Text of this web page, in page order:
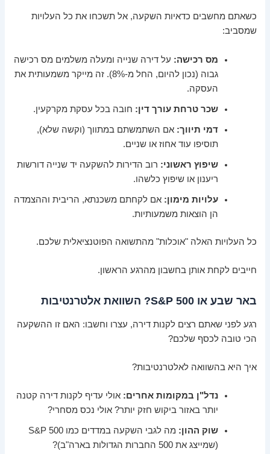
כשאתם מחשבים כדאיות השקעה, אל תשכחו את כל העלויות
שמסביב:
מס רכישה: על דירה שנייה ומעלה משלמים מס רכישה
גבוה (נכון להיום, החל מ-8%). זה מייקר משמעותית את
העסקה.
שכר טרחת עורך דין: חובה בכל עסקת מקרקעין.
דמי תיווך: אם השתמשתם במתווך (וקשה שלא),
תוסיפו עוד אחוז או שניים.
שיפוץ ראשוני: רוב הדירות להשקעה יד שנייה דורשות
ריענון או שיפוץ כלשהו.
עלויות מימון: אם לקחתם משכנתא, הריבית וההצמדה
הן הוצאות משמעותיות.
כל העלויות האלה "אוכלות" מהתשואה הפוטנציאלית שלכם.
חייבים לקחת אותן בחשבון מהרגע הראשון.
באר שבע או S&P 500? השוואת אלטרנטיבות
רגע לפני שאתם רצים לקנות דירה, עצרו וחשבו: האם זו ההשקעה
הכי טובה לכסף שלכם?
איך היא בהשוואה לאלטרנטיבות?
נדל"ן במקומות אחרים: אולי עדיף לקנות דירה קטנה
יותר באזור ביקוש חזק יותר? אולי נכס מסחרי?
שוק ההון:
מה לגבי השקעה במדדים כמו S&P 500
(שמייצג את 500 החברות הגדולות בארה"ב)?